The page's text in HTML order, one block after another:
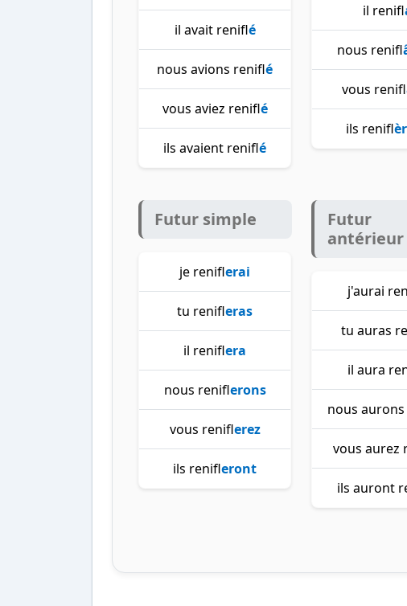
il avait reniflé
nous avions reniflé
vous aviez reniflé
ils avaient reniflé
il renifl
nous renifl
vous renifl
ils renifl
Futur simple
je reniflerai
tu renifleras
il reniflera
nous reniflerons
vous reniflerez
ils renifleront
Futur
antérieur
j'aurai
tu auras
il aura
nous
vous aurez
ils auront